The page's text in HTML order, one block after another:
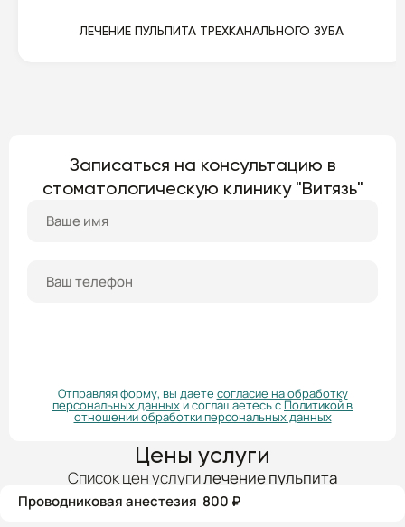
ЛЕЧЕНИЕ ПУЛЬПИТА ТРЕХКАНАЛЬНОГО ЗУБА
Записаться на консультацию в
стоматологическую клинику "Витязь"
Отправляя форму, вы даете согласие на обработку
персональных данных и соглашаетесь с Политикой в
отношении обработки персональных данных
Цены услуги
Список цен услугилечение пульпита
Проводниковая анестезия 800 ₽